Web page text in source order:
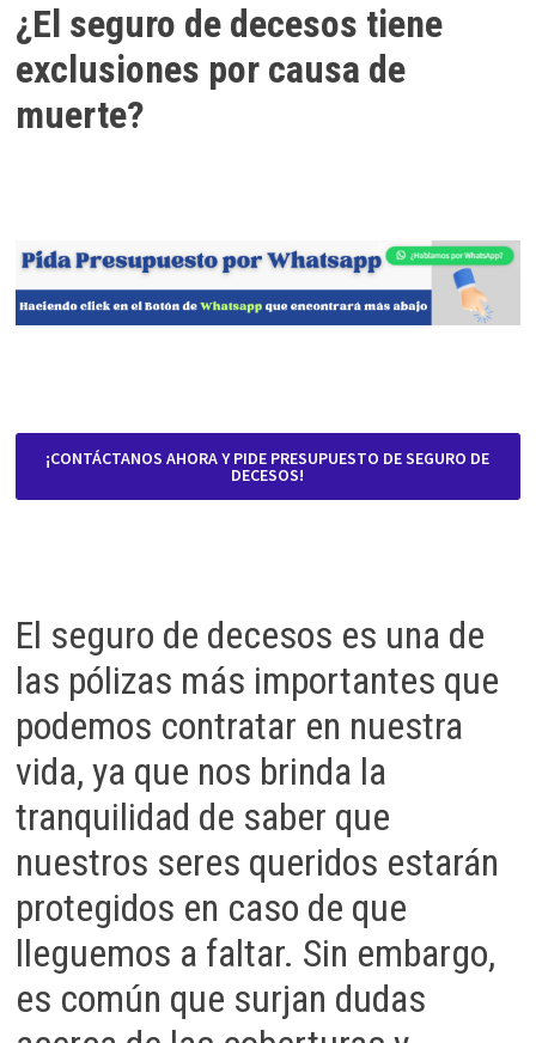
¿El seguro de decesos tiene
exclusiones por causa de
muerte?
¡CONTÁCTANOS AHORA Y PIDE PRESUPUESTO DE SEGURO DE
DECESOS!
El seguro de decesos es una de
las pólizas más importantes que
podemos contratar en nuestra
vida, ya que nos brinda la
tranquilidad de saber que
nuestros seres queridos estarán
protegidos en caso de que
lleguemos a faltar. Sin embargo,
es común que surjan dudas